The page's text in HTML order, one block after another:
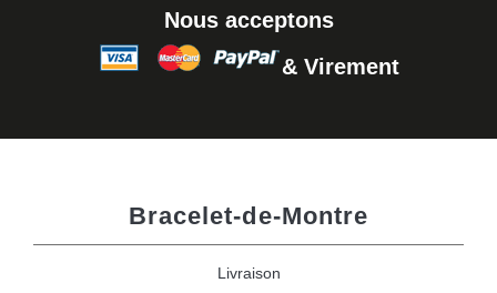
Nous acceptons
& Virement
Bracelet-de-Montre
Livraison